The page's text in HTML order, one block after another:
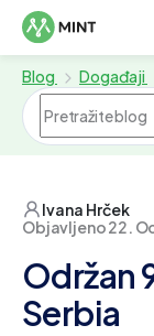
Blog Događaji
Ivana Hrček
Objavljeno 22.
Održan
Serbia